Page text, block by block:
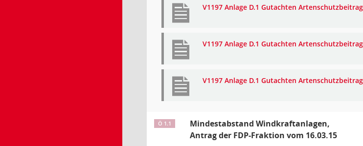
V1197 Anlage D.1 Gutachten
V1197 Anlage D.1 Gutachten
V1197 Anlage D.1 Gutachten
Ö 1.1
Mindestabstand Windkraftanlagen,
Antrag der FDP-Fraktion vom 16.03.15